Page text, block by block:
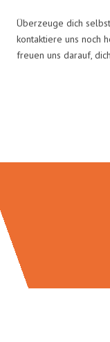
Überzeuge dich
kontaktiere uns noch
freuen uns darauf,